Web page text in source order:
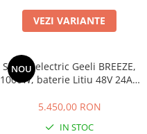
VEZI VARIANTE
NOU
Scuter electric Geeli BREEZE,
1000W, baterie Litiu 48V 24Ah
permis, 2 locuri, autonomie
5.450,00 RON
IN STOC